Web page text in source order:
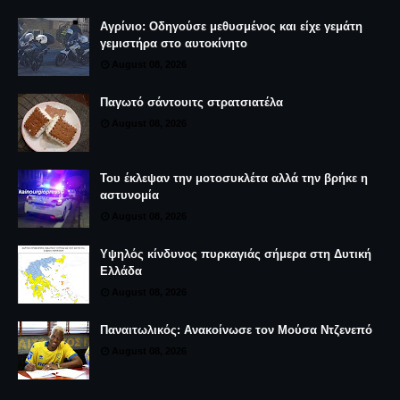
Αγρίνιο: Οδηγούσε μεθυσμένος και είχε γεμάτη
γεμιστήρα στο αυτοκίνητο
Παγωτό σάντουιτς στρατσιατέλα
Του έκλεψαν την μοτοσυκλέτα αλλά την βρήκε η
αστυνομία
Υψηλός κίνδυνος πυρκαγιάς σήμερα στη Δυτική
Ελλάδα
Παναιτωλικός: Ανακοίνωσε τον Μούσα Ντζενεπό